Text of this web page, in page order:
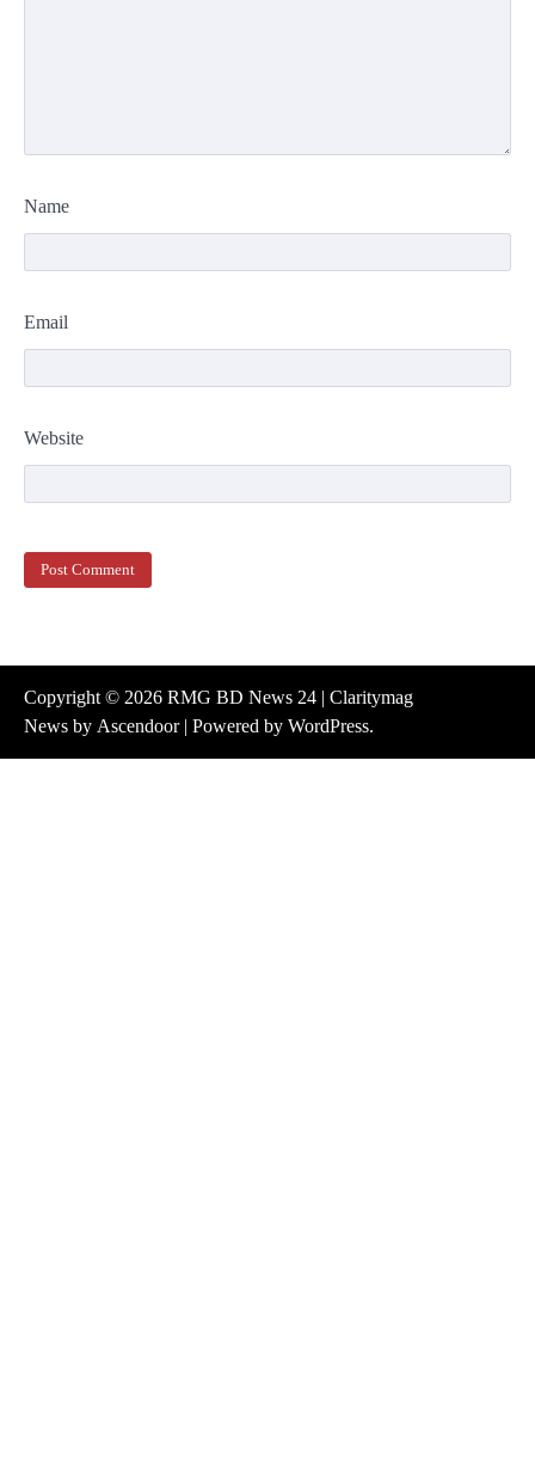
Name
Email
Website
Copyright © 2026 RMG BD News 24 | Claritymag
News by Ascendoor| Powered by WordPress.